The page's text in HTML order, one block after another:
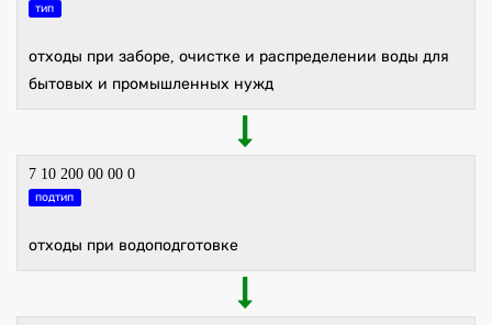
тип
отходы при заборе, очистке и распределении воды для
бытовых и промышленных нужд
7 10 200 00 00 0
подтип
отходы при водоподготовке